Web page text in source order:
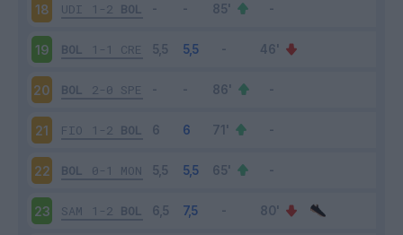
18 UDI 1-2 BOL
19 BOL 1-1 CRE
20 BOL 2-0 SPE
21 FIO 1-2 BOL
22 BOL 0-1 MON
23 SAM 1-2 BOL